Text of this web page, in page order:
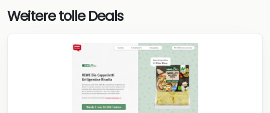
Weitere tolle Deals